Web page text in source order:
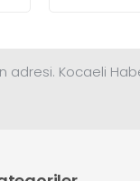
adresi. Kocaeli